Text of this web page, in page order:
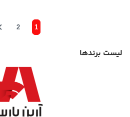
1
2
لیست برندها